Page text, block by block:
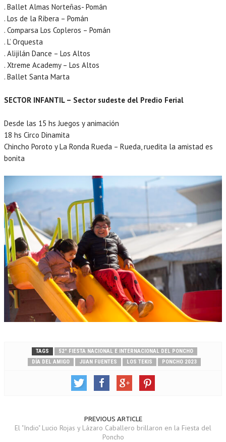
. Ballet Almas Norteñas- Pomán
. Los de la Ribera – Pomán
. Comparsa Los Copleros – Pomán
. L’ Orquesta
. Alijilán Dance – Los Altos
. Xtreme Academy – Los Altos
. Ballet Santa Marta
SECTOR INFANTIL – Sector sudeste del Predio Ferial
Desde las 15 hs Juegos y animación
18 hs Circo Dinamita
Chincho Poroto y La Ronda Rueda – Rueda, ruedita la amistad es
bonita
TAGS
52° FIESTA NACIONAL E INTERNACIONAL DEL PONCHO
DÍA DEL AMIGO
JUAN FUENTES LOS TEKIS PONCHO 2023
PREVIOUS ARTICLE
El "Indio" Lucio Rojas y Lázaro Caballero brillaron en la Fiesta del
Poncho